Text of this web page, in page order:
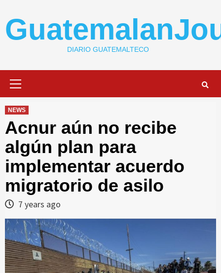
content
DIARIO GUATEMALTECO
NEWS
Acnur aún no recibe
algún plan para
implementar acuerdo
migratorio de asilo
7 years ago